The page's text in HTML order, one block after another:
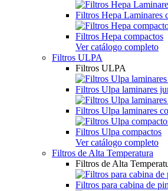
Filtros Hepa Laminares
Filtros Hepa compactos
Ver catálogo completo
Filtros ULPA
Filtros ULPA
Filtros Ulpa laminares
Filtros Ulpa laminares
Filtros Ulpa compactos
Ver catálogo completo
Filtros de Alta Temperatura
Filtros de Alta
Filtros para cabina de